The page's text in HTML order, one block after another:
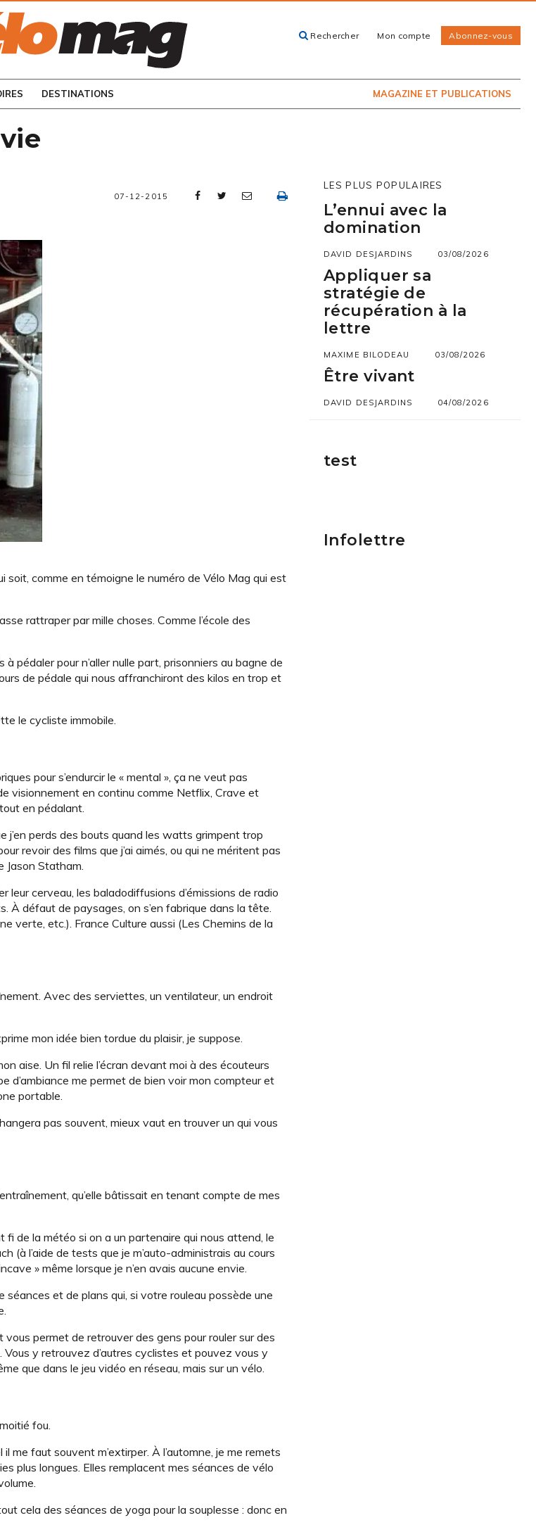
Rechercher Mon compte Abonnez-vous
DESTINATIONS MAGAZINE ET PUBLICATIONS
LES
EN KIOSQUE
07-12-2015
soit, comme en témoigne le numéro de Vélo Mag qui est
rattraper par mille choses. Comme l’école des
à pédaler pour n’aller nulle part, prisonniers au bagne de
de pédale qui nous affranchiront des kilos en trop et
le cycliste immobile.
pour s’endurcir le « mental », ça ne veut pas
visionnement en continu comme Netflix, Crave et
en pédalant.
j’en perds des bouts quand les watts grimpent trop
revoir des films que j’ai aimés, ou qui ne méritent pas
Jason Statham.
cerveau, les baladodiffusions d’émissions de radio
À défaut de paysages, on s’en fabrique dans la tête.
verte, etc.). France Culture aussi (Les Chemins de la
Avec des serviettes, un ventilateur, un endroit
mon idée bien tordue du plaisir, je suppose.
aise. Un fil relie l’écran devant moi à des écouteurs
d’ambiance me permet de bien voir mon compteur et
portable.
pas souvent, mieux vaut en trouver un qui vous
qu’elle bâtissait en tenant compte de mes
fi de la météo si on a un partenaire qui nous attend, le
(à l’aide de tests que je m’auto-administrais au cours
» même lorsque je n’en avais aucune envie.
et de plans qui, si votre rouleau possède une
permet de retrouver des gens pour rouler sur des
y retrouvez d’autres cyclistes et pouvez vous y
que dans le jeu vidéo en réseau, mais sur un vélo.
fou.
me faut souvent m’extirper. À l’automne, je me remets
plus longues. Elles remplacent mes séances de vélo
cela des séances de yoga pour la souplesse : donc en
LES PLUS POPULAIRES
L’ennui avec la
domination
DAVID DESJARDINS 03/08/2026
Appliquer sa
stratégie de
récupération à la
lettre
MAXIME BILODEAU 03/08/2026
Être vivant
DAVID DESJARDINS 04/08/2026
test
Infolettre